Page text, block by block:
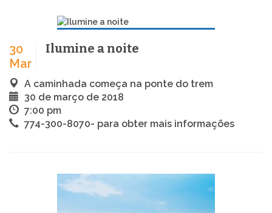
30
Mar
Ilumine a noite
A caminhada começa na ponte do trem
30 de março de 2018
7:00 pm
774-300-8070- para obter mais informações